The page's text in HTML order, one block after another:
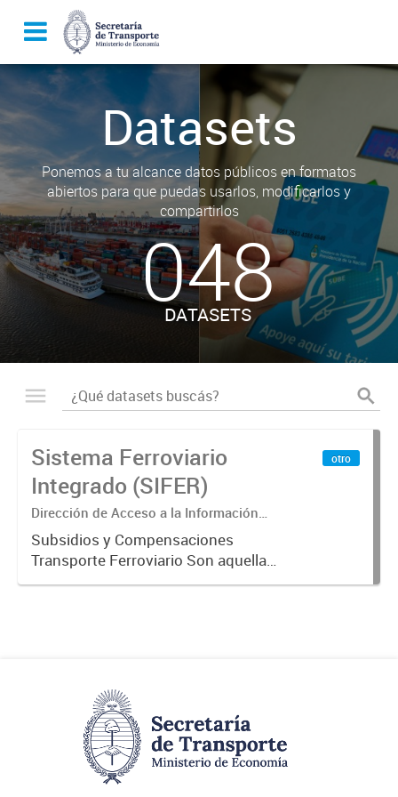
Datasets
Ponemos a tu alcance datos públicos en formatos
abiertos para que puedas usarlos, modificarlos y
compartirlos
048
DATASETS
Sistema Ferroviario
Integrado (SIFER)
Dirección de Acceso a la Información
Pública y Transparencia
Subsidios y Compensaciones
Transporte Ferroviario Son aquellas
transferencias realizadas por la
otro